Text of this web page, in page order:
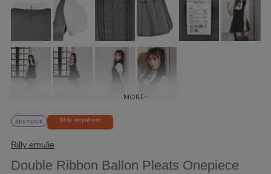
RESTOCK Ship anywhere
Rilly emulie
Double Ribbon Ballon Pleats Onepiece